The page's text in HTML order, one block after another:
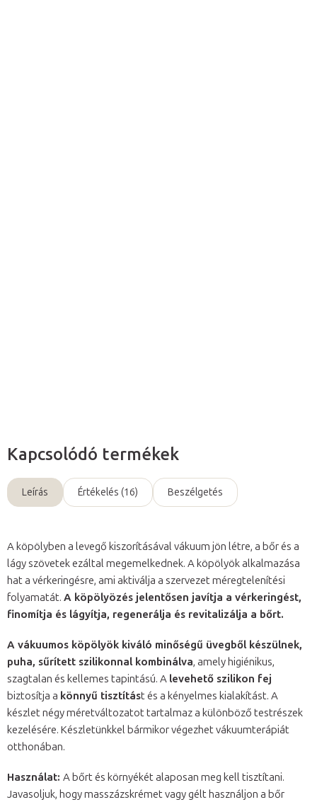
Kapcsolódó termékek
Leírás Értékelés (16) Beszélgetés
A köpölyben a levegő kiszorításával vákuum jön létre, a bőr és a
lágy szövetek ezáltal megemelkednek. A köpölyök alkalmazása
hat a vérkeringésre, ami aktiválja a szervezet méregtelenítési
folyamatát. A köpölyözés jelentősen javítja a vérkeringést,
finomítja és lágyítja, regenerálja és revitalizálja a bőrt.
A vákuumos köpölyök kiváló minőségű üvegből készülnek,
puha, sűrített szilikonnal kombinálva, amely higiénikus,
szagtalan és kellemes tapintású. A levehető szilikon fej
biztosítja a könnyű tisztítást és a kényelmes kialakítást. A
készlet négy méretváltozatot tartalmaz a különböző testrészek
kezelésére. Készletünkkel bármikor végezhet vákuumterápiát
otthonában.
Használat: A bőrt és környékét alaposan meg kell tisztítani.
Javasoljuk, hogy masszázskrémet vagy gélt használjon a bőr